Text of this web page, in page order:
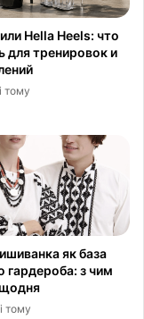
Hella Heels: что
для тренировок и
тому
як база
гардероба: з чим
тому